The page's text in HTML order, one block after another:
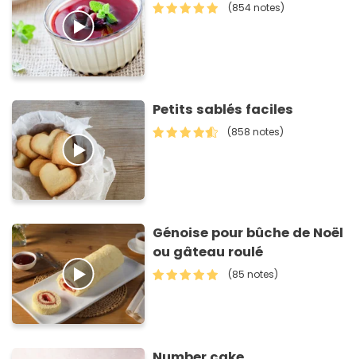
(854 notes)
Petits sablés faciles
(858 notes)
Génoise pour bûche de Noël
ou gâteau roulé
(85 notes)